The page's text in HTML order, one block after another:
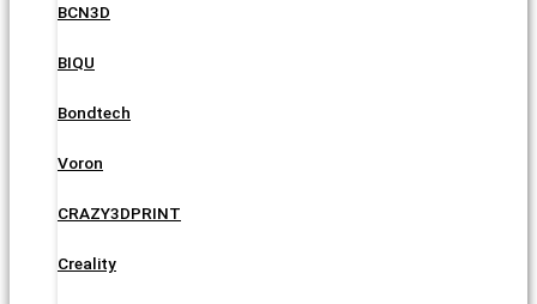
BCN3D
BIQU
Bondtech
Voron
CRAZY3DPRINT
Creality